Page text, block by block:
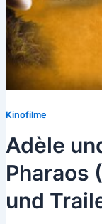
Kinofilme
Adèle
Pharaos
und